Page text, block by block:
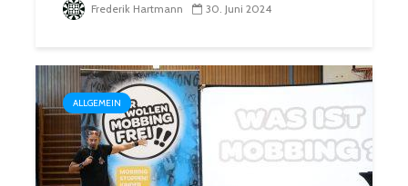
Frederik Hartmann 30. Juni 2024
ALLGEMEIN